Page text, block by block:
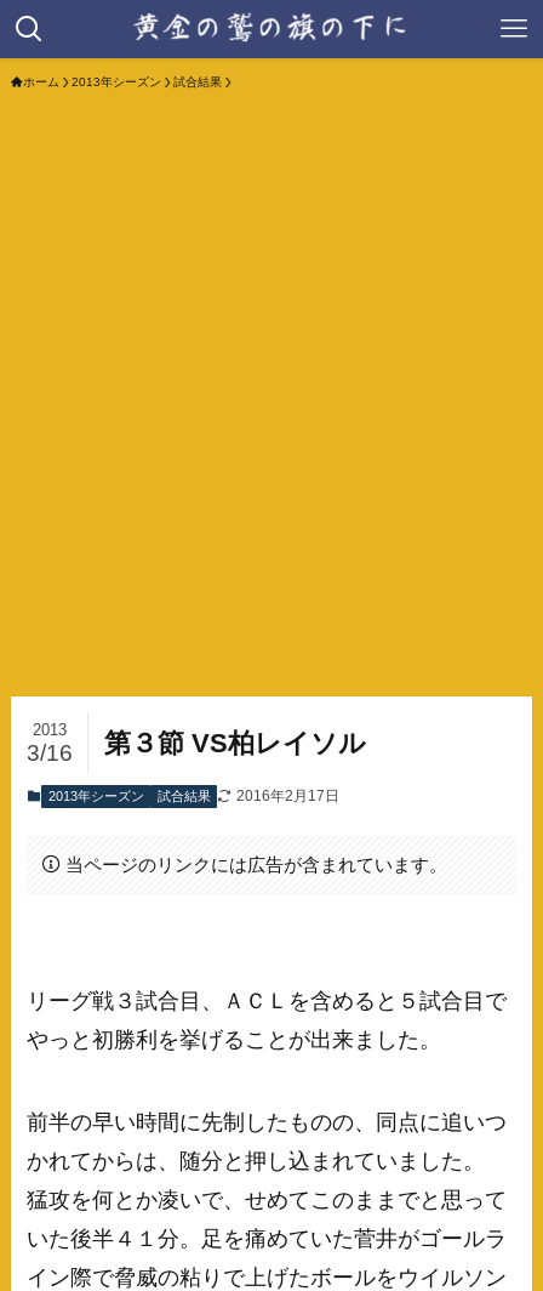
ホーム 2013年シーズン 試合結果
第３節 VS柏レイソル
2013
3/16
2013年シーズン 試合結果 2016年2月17日
当ページのリンクには広告が含まれています。
リーグ戦３試合目、ＡＣＬを含めると５試合目で
やっと初勝利を挙げることが出来ました。
前半の早い時間に先制したものの、同点に追いつ
かれてからは、随分と押し込まれていました。
猛攻を何とか凌いで、せめてこのままでと思って
いた後半４１分。足を痛めていた菅井がゴールラ
イン際で脅威の粘りで上げたボールをウイルソン